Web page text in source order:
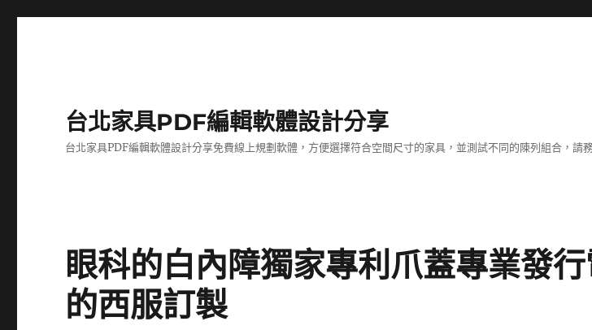
台北家具PDF編輯軟體設計分享
台北家具PDF編輯軟體設計分享免費線上規劃軟體，方便選擇符合空間尺寸的家具，並測試不同的陳列組合，請
眼科的白內障獨家專利爪蓋專業發
的西服訂製